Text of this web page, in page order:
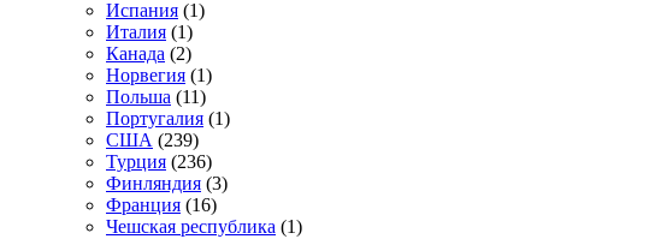
Испания (1)
Италия (1)
Канада (2)
Норвегия (1)
Польша (11)
Португалия (1)
США (239)
Турция (236)
Финляндия (3)
Франция (16)
Чешская республика (1)